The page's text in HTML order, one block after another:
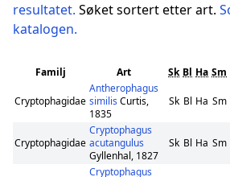
resultatet. Søket sortert etter art.
katalogen.
Familj Art Sk Bl Ha Sm
Cryptophagidae
Antherophagus
similis Curtis,
1835
Sk Bl Ha Sm
Cryptophagidae
Cryptophagus
acutangulus
Gyllenhal, 1827
Sk Bl Ha Sm
Cryptophagus